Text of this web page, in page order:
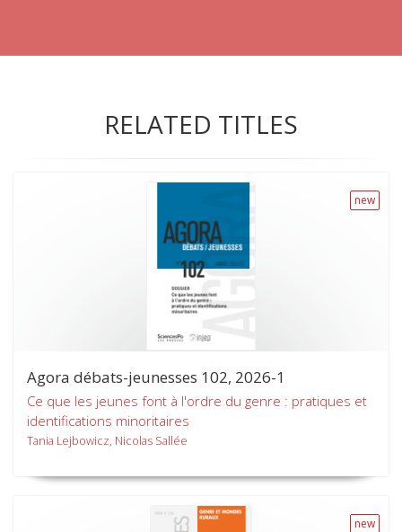
RELATED TITLES
new
Agora débats-jeunesses 102, 2026-1
Ce que les jeunes font à l'ordre du genre : pratiques et
identifications minoritaires
Tania Lejbowicz, Nicolas Sallée
new